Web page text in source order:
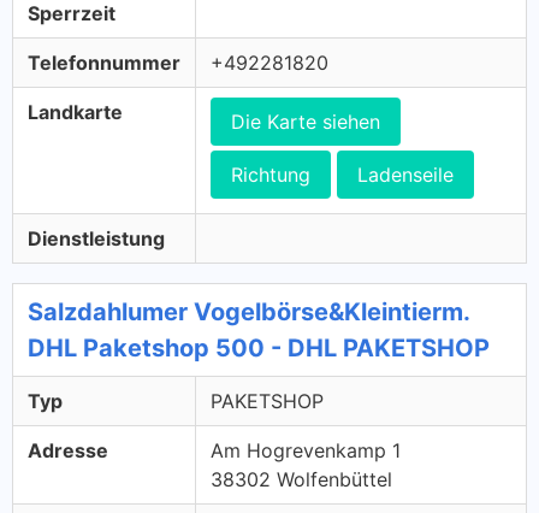
Sperrzeit
Telefonnummer +492281820
Landkarte Die Karte siehen
Richtung Ladenseile
Dienstleistung
Salzdahlumer Vogelbörse&Kleintierm.
DHL Paketshop 500 - DHL PAKETSHOP
Typ PAKETSHOP
Adresse
Am Hogrevenkamp 1
38302 Wolfenbüttel